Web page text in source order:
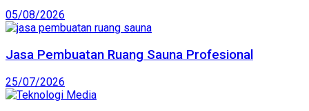
05/08/2026
Jasa Pembuatan Ruang Sauna Profesional
25/07/2026